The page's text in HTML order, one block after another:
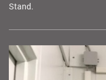
Stand.